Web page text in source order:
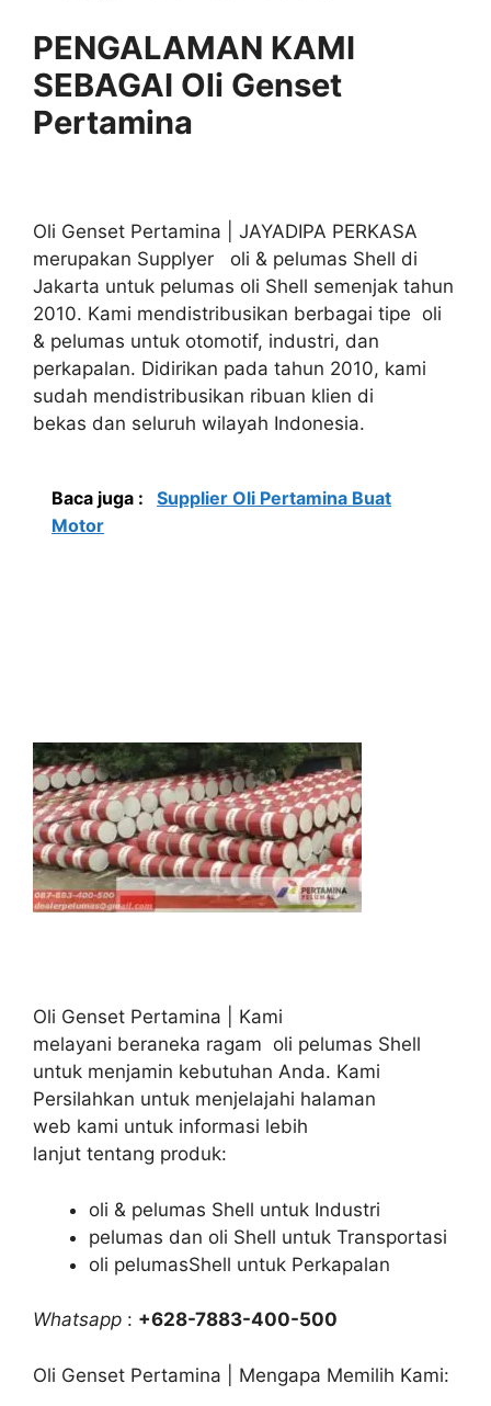
PENGALAMAN KAMI
SEBAGAI Oli Genset
Pertamina
Oli Genset Pertamina | JAYADIPA PERKASA
merupakan Supplyer oli & pelumas Shell di
Jakarta untuk pelumas oli Shell semenjak tahun
2010. Kami mendistribusikan berbagai tipe oli
& pelumas untuk otomotif, industri, dan
perkapalan. Didirikan pada tahun 2010, kami
sudah mendistribusikan ribuan klien di
bekas dan seluruh wilayah Indonesia.
Baca juga :
Supplier Oli Pertamina Buat
Motor
Oli Genset Pertamina | Kami
melayani beraneka ragam oli pelumas Shell
untuk menjamin kebutuhan Anda. Kami
Persilahkan untuk menjelajahi halaman
web kami untuk informasi lebih
lanjut tentang produk:
oli & pelumas Shell untuk Industri
pelumas dan oli Shell untuk Transportasi
oli pelumasShell untuk Perkapalan
Whatsapp : +628-7883-400-500
Oli Genset Pertamina | Mengapa Memilih Kami: